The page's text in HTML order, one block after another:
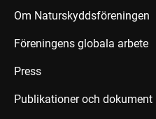
Om Naturskyddsföreningen
Föreningens globala arbete
Press
Publikationer och dokument